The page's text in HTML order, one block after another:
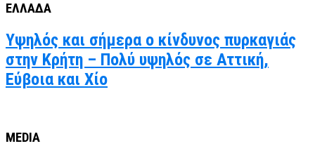
ΕΛΛΑΔΑ
Υψηλός και σήμερα ο κίνδυνος πυρκαγιάς
στην Κρήτη – Πολύ υψηλός σε Αττική,
Εύβοια και Χίο
MEDIA